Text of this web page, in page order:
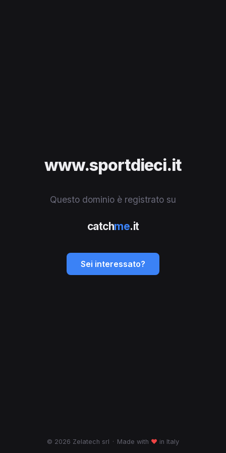
www.sportdieci.it
Questo dominio è registrato su
catchme.it
Sei interessato?
© 2026 Zelatech srl · Made with ♥ in Italy